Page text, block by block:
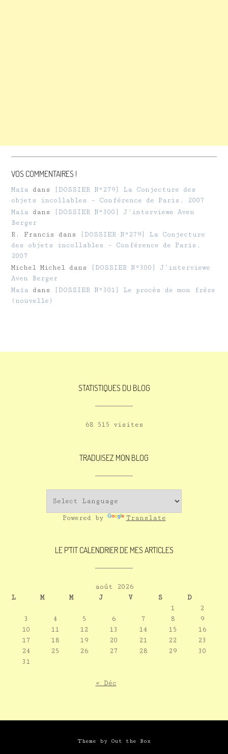
VOS COMMENTAIRES !
Maïa dans
[DOSSIER N°279] La Conjecture des
objets incollables – Conférence de Paris, 2007
Maïa dans
[DOSSIER N°300] J’interviewe Aven
Berger
R. Francis
dans
[DOSSIER N°279] La Conjecture
des objets incollables – Conférence de Paris,
2007
Michel Michel dans
[DOSSIER N°300] J’interviewe
Aven Berger
Maïa dans
[DOSSIER N°301] Le procès de mon frère
(nouvelle)
STATISTIQUES DU BLOG
68 515 visites
TRADUISEZ MON BLOG
Powered by Translate
LE P’TIT CALENDRIER DE MES ARTICLES
août 2026
L
M M J V S
D
1
2
3
4 5 6 7 8
9
10
11 12 13 14 15
16
17
18 19 20 21 22
23
24
25 26 27 28 29
30
31
« Déc
Theme by Out the Box